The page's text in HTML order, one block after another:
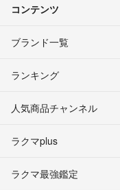
コンテンツ
ブランド一覧
ランキング
人気商品チャンネル
ラクマplus
ラクマ最強鑑定